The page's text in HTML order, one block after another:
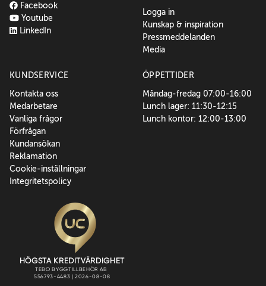
Facebook
Youtube
LinkedIn
Logga in
Kunskap & inspiration
Pressmeddelanden
Media
KUNDSERVICE
Kontakta oss
Medarbetare
Vanliga frågor
Förfrågan
Kundansökan
Reklamation
Cookie-inställningar
Integritetspolicy
ÖPPETTIDER
Måndag-fredag 07:00-16:00
Lunch lager: 11:30-12:15
Lunch kontor: 12:00-13:00